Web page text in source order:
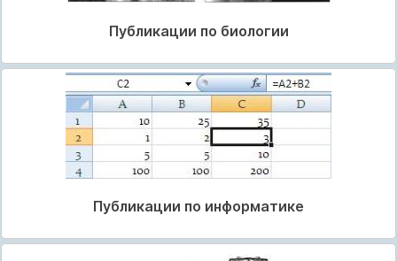
Публикации по биологии
Публикации по информатике